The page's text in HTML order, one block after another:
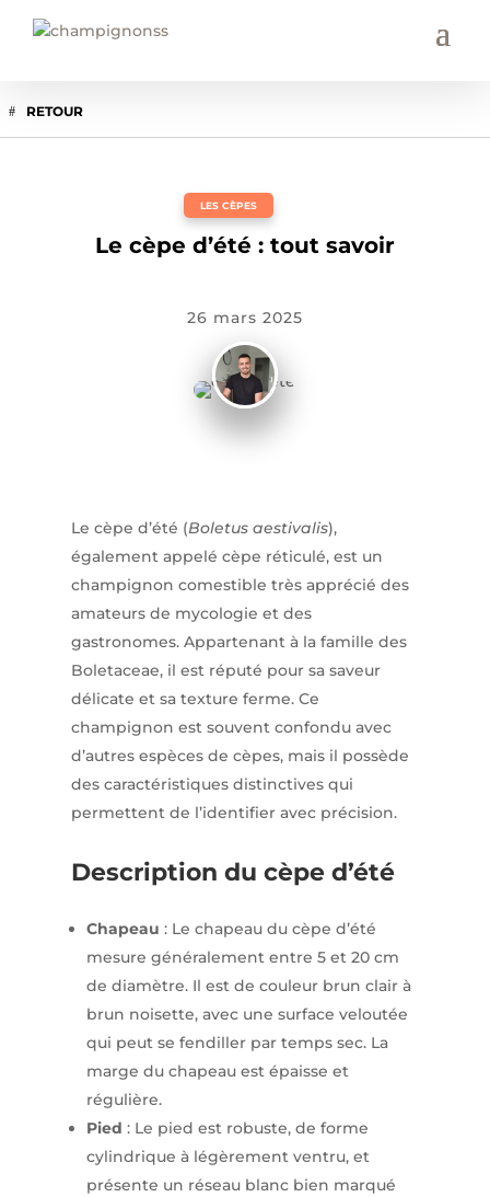
RETOUR
LES CÈPES
Le cèpe d’été : tout savoir
26 mars 2025
Le cèpe d’été (Boletus aestivalis),
également appelé cèpe réticulé, est un
champignon comestible très apprécié des
amateurs de mycologie et des
gastronomes. Appartenant à la famille des
Boletaceae, il est réputé pour sa saveur
délicate et sa texture ferme. Ce
champignon est souvent confondu avec
d’autres espèces de cèpes, mais il possède
des caractéristiques distinctives qui
permettent de l’identifier avec précision.​
Description du cèpe d’été
Chapeau : Le chapeau du cèpe d’été
mesure généralement entre 5 et 20 cm
de diamètre. Il est de couleur brun clair à
brun noisette, avec une surface veloutée
qui peut se fendiller par temps sec. La
marge du chapeau est épaisse et
régulière. ​
Pied : Le pied est robuste, de forme
cylindrique à légèrement ventru, et
présente un réseau blanc bien marqué